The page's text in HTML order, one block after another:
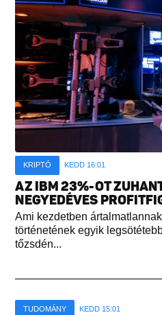
KRIPTÓ KEDD 16:01
AZ IBM 23%-OT
NEGYEDÉVES
Ami kezdetben
történetének egyik
tőzsdén...
TUDOMÁNY KEDD 15:01